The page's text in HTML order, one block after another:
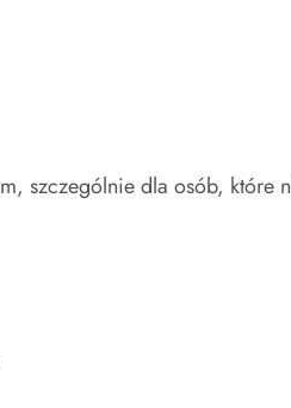
szczególnie dla osób, które